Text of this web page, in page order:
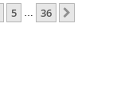
5 … 36